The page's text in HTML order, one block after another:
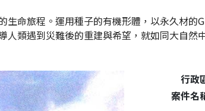
命旅程。運用種子的有機形體，以永久材的
人類遇到災難後的重建與希望，就如同大自
公共藝術作品詳
行政
案件名